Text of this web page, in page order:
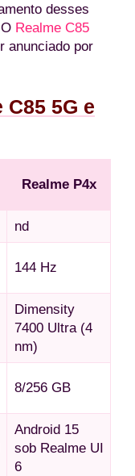
desses
Realme C85
anunciado por
5G e
Realme P4x
nd
144 Hz
Dimensity
7400 Ultra (4
nm)
8/256 GB
Android 15
sob Realme UI
6